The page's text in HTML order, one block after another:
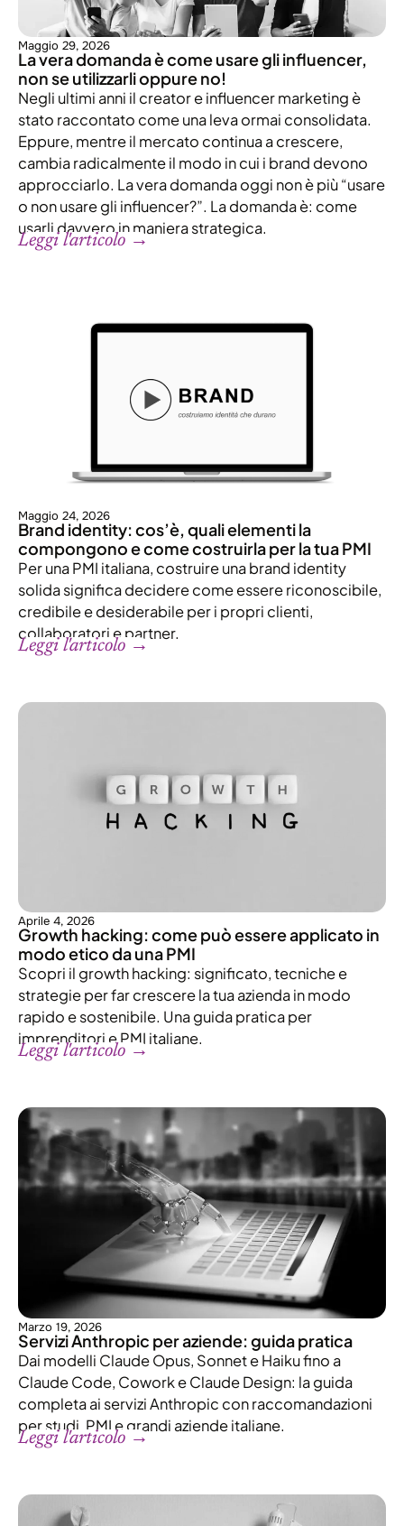
Maggio 29, 2026
La vera domanda è come usare gli influencer,
non se utilizzarli oppure no!
Negli ultimi anni il creator e influencer marketing è
stato raccontato come una leva ormai consolidata.
Eppure, mentre il mercato continua a crescere,
cambia radicalmente il modo in cui i brand devono
approcciarlo. La vera domanda oggi non è più “usare
o non usare gli influencer?”. La domanda è: come
usarli davvero in maniera strategica.
Leggi l'articolo →
Maggio 24, 2026
Brand identity: cos’è, quali elementi la
compongono e come costruirla per la tua PMI
Per una PMI italiana, costruire una brand identity
solida significa decidere come essere riconoscibile,
credibile e desiderabile per i propri clienti,
collaboratori e partner.
Leggi l'articolo →
Aprile 4, 2026
Growth hacking: come può essere applicato in
modo etico da una PMI
Scopri il growth hacking: significato, tecniche e
strategie per far crescere la tua azienda in modo
rapido e sostenibile. Una guida pratica per
imprenditori e PMI italiane.
Leggi l'articolo →
Marzo 19, 2026
Servizi Anthropic per aziende: guida pratica
Dai modelli Claude Opus, Sonnet e Haiku fino a
Claude Code, Cowork e Claude Design: la guida
completa ai servizi Anthropic con raccomandazioni
per studi, PMI e grandi aziende italiane.
Leggi l'articolo →